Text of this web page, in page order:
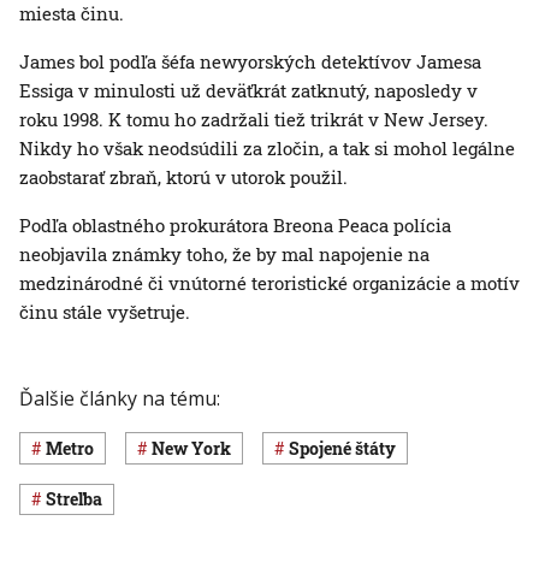
miesta činu.
James bol podľa šéfa newyorských detektívov Jamesa
Essiga v minulosti už deväťkrát zatknutý, naposledy v
roku 1998. K tomu ho zadržali tiež trikrát v New Jersey.
Nikdy ho však neodsúdili za zločin, a tak si mohol legálne
zaobstarať zbraň, ktorú v utorok použil.
Podľa oblastného prokurátora Breona Peaca polícia
neobjavila známky toho, že by mal napojenie na
medzinárodné či vnútorné teroristické organizácie a motív
činu stále vyšetruje.
Ďalšie články na tému:
metro New York Spojené štáty
streľba